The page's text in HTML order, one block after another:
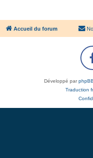
Accueil du forum
Développé parphpBB
Traduction